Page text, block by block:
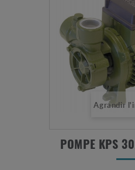
Agrandir
POMPE KPS